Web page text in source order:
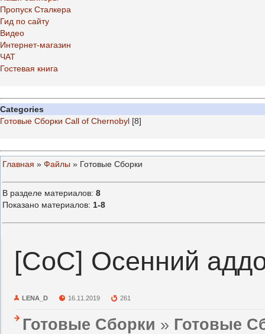
Пропуск Сталкера
Гид по сайту
Видео
Интернет-магазин
ЧАТ
Гостевая книга
Categories
Готовые Сборки Call of Chernobyl [8]
Главная » Файлы » Готовые Сборки
В разделе материалов: 8
Показано материалов: 1-8
[CoC] Осенний
LENA_D 16.11.2019 261
Готовые Сборки » Готовые